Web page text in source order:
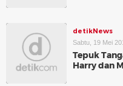
detikNews
Sabtu, 19 Mei
Tepuk
Harry dan